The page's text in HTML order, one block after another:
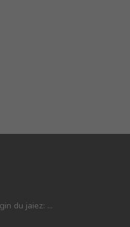
Udalak oso balorazio positiboa egin du jaiez: gorabehera gutxiago, parte-hartze handia eta aurreko urteetan baino jende gehiago